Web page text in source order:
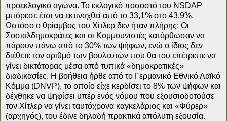
προεκλογικό αγώνα. Το εκλογικό ποσοστό του ΝSDAP
μπόρεσε έτσι να εκτιναχθεί από το 33,1% στο 43,9%.
Ωστόσο ο θρίαμβος του Χίτλερ δεν ήταν πλήρης: Οι
Σοσιαλδημοκράτες και οι Κομμουνιστές κατόρθωσαν να
πάρουν πάνω από το 30% των ψήφων, ενώ ο ίδιος δεν
διέθετε τον αριθμό των βουλευτών που θα του επέτρεπε να
γίνει δικτάτορας μέσα από τυπικά «δημοκρατικές»
διαδικασίες. Η βοήθεια ήρθε από το Γερμανικό Εθνικό Λαϊκό
Κόμμα (DNVP), το οποίο είχε κερδίσει το 8% των ψήφων και
δέχθηκε να ψηφίσει υπέρ ενός νόμου που εξουσιοδοτούσε
τον Χίτλερ να γίνει ταυτόχρονα καγκελάριος και «Φύρερ»
(αρχηγός), του έδινε δηλαδή πρακτικά απόλυτη εξουσία.